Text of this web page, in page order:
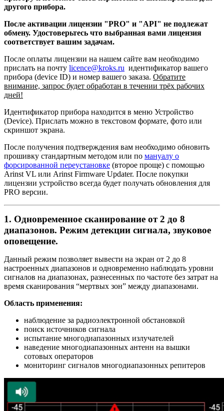
другого прибора.
После активации лицензии "PRO" и "API" не подлежат
обмену. Удостоверьтесь что выбранная вами лицензия
соответствует вашим задачам.
После оплаты лицензии на нашем сайте вам необходимо
прислать на почту licence@kroks.ru идентификатор вашего
прибора (device ID) и номер вашего заказа. Обратите
внимание, запрос будет обработан в течении трёх рабочих
дней!
Идентификатор прибора находится в меню Устройство
(Device). Прислать можно в текстовом формате, фото или
скриншот экрана.
После получения подтверждения вам необходимо обновить
прошивку стандартным методом или по мануалу о
форсированной переустановке (второе проще) с помощью
Arinst VL или Arinst Firmware Updater. После покупки
лицензии устройство всегда будет получать обновления для
PRO версии.
1. Одновременное сканирование от 2 до 8
диапазонов. Режим детекции сигнала, звуковое
оповещение.
Данный режим позволяет вывести на экран от 2 до 8
настроенных диапазонов и одновременно наблюдать уровни
сигналов на диапазонах, разнесенных по частоте без затрат на
время сканирования “мертвых зон” между диапазонами.
Область применения:
наблюдение за радиоэлектронной обстановкой
поиск источников сигнала
испытание многодиапазонных излучателей
наведение многодиапазонных антенн на вышки
сотовых операторов
мониторинг сигналов многодиапазонных репитеров